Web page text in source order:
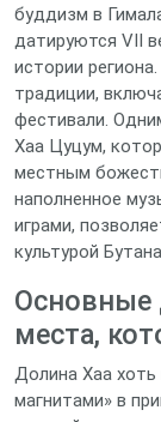
буддизм в
датируются VII
истории
традиции,
фестивали.
Хаа Цуцум,
местным
наполненное
играми,
культурой
Основные
места,
Долина Хаа хоть
магнитами» в